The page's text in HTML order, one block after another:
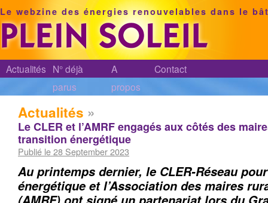
Le webzine des énergies renouvelables dans le
Actualités N° déjà
parus
A
propos
Contact
Actualités »
Le CLER et l’AMRF engagés aux côtés des
transition énergétique
Publié le 28 September 2023
Au printemps dernier, le CLER-Réseau
énergétique et l’Association des maires